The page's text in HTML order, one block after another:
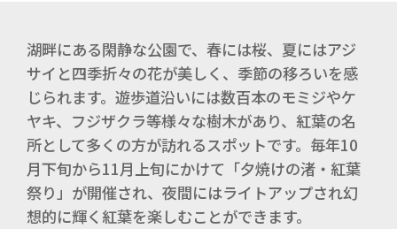
湖畔にある閑静な公園で、春には桜、夏にはアジ
サイと四季折々の花が美しく、季節の移ろいを感
じられます。遊歩道沿いには数百本のモミジやケ
ヤキ、フジザクラ等様々な樹木があり、紅葉の名
所として多くの方が訪れるスポットです。毎年10
月下旬から11月上旬にかけて「夕焼けの渚・紅葉
祭り」が開催され、夜間にはライトアップされ幻
想的に輝く紅葉を楽しむことができます。